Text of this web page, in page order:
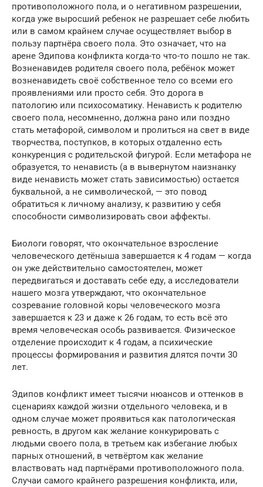
противоположного пола, и о негативном разрешении,
когда уже выросший ребенок не разрешает себе любить
или в самом крайнем случае осуществляет выбор в
пользу партнёра своего пола. Это означает, что на
арене Эдипова конфликта когда-то что-то пошло не так.
Возненавидев родителя своего пола, ребёнок может
возненавидеть своё собственное тело со всеми его
проявлениями или просто себя. Это дорога в
патологию или психосоматику. Ненависть к родителю
своего пола, несомненно, должна рано или поздно
стать метафорой, символом и пролиться на свет в виде
творчества, поступков, в которых отдаленно есть
конкуренция с родительской фигурой. Если метафора не
образуется, то ненависть (а в вывернутом наизнанку
виде ненависть может стать зависимостью) остается
буквальной, а не символической, — это повод
обратиться к личному анализу, к развитию у себя
способности символизировать свои аффекты.
Биологи говорят, что окончательное взросление
человеческого детёныша завершается к 4 годам — когда
он уже действительно самостоятелен, может
передвигаться и доставать себе еду, а исследователи
нашего мозга утверждают, что окончательное
созревание головной коры человеческого мозга
завершается к 23 и даже к 26 годам, то есть всё это
время человеческая особь развивается. Физическое
отделение происходит к 4 годам, а психические
процессы формирования и развития длятся почти 30
лет.
Эдипов конфликт имеет тысячи нюансов и оттенков в
сценариях каждой жизни отдельного человека, и в
одном случае может проявиться как патологическая
ревность, в другом как желание конкурировать с
людьми своего пола, в третьем как избегание любых
парных отношений, в четвёртом как желание
властвовать над партнёрами противоположного пола.
Случаи самого крайнего разрешения конфликта, или,